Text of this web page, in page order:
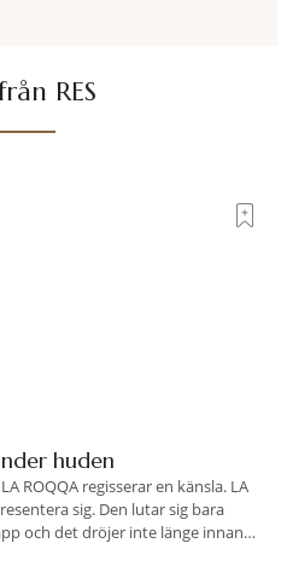
RES
huden
ROQQA regisserar en känsla. LA
sig. Den lutar sig bara
och det dröjer inte länge innan